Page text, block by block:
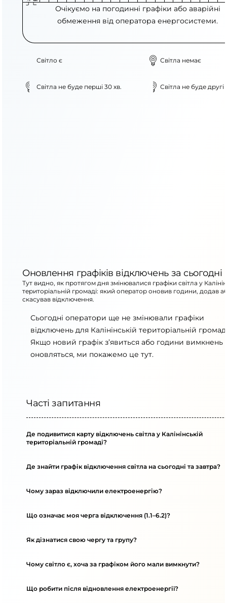
Очікуємо на погодинні графіки або аварійні
обмеження від оператора енергосистеми.
Світло є Світла немає
Світла не буде перші 30 хв. Світла не буде другі
Оновлення графіків відключень за сьогодні
Тут видно, як протягом дня змінювалися графіки світла у
територіальній громаді: який оператор оновив години, додав
скасував відключення.
Сьогодні оператори ще не змінювали графіки
відключень для Калінінській територіальній
Якщо новий графік з’явиться або години вимкнень
оновляться, ми покажемо це тут.
Часті запитання
Де подивитися карту відключень світла у Калінінській
територіальній громаді?
Де знайти графік відключення світла на сьогодні та завтра?
Чому зараз відключили електроенергію?
Що означає моя черга відключення (1.1–6.2)?
Як дізнатися свою чергу та групу?
Чому світло є, хоча за графіком його мали вимкнути?
Що робити після відновлення електроенергії?